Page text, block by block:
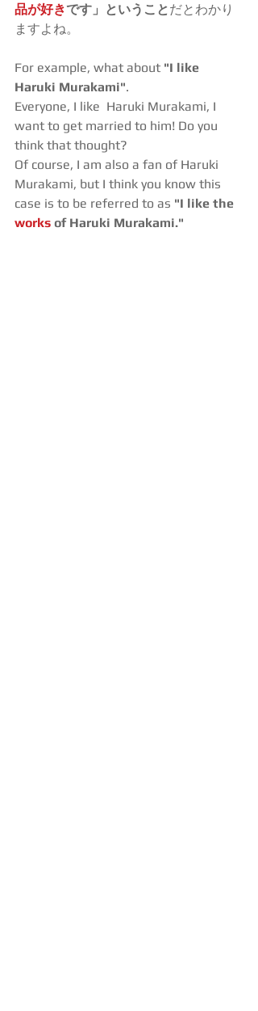
品が好きです」ということだとわかり
ますよね。
For example, what about "I like
Haruki Murakami".
Everyone, I like  Haruki Murakami, I
want to get married to him! Do you
think that thought?
Of course, I am also a fan of Haruki
Murakami, but I think you know this
case is to be referred to as "I like the
works of Haruki Murakami."